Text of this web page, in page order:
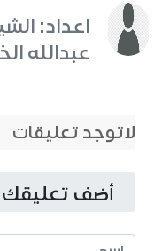
اعداد:
عبدالله
لاتوجد تعليقات
أضف تعليقك